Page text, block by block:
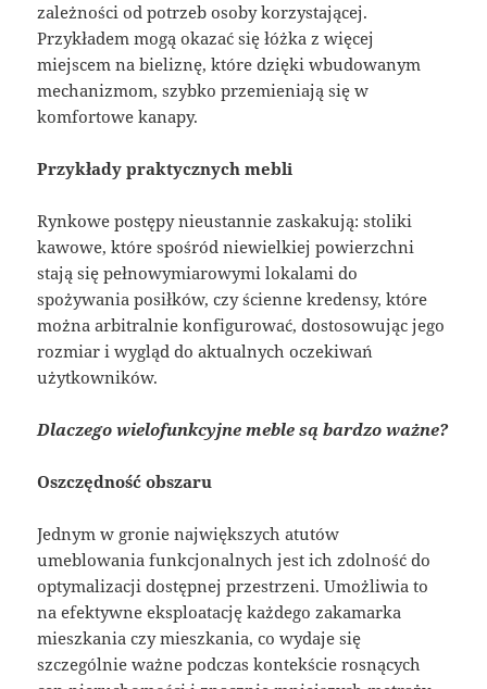
zależności od potrzeb osoby korzystającej.
Przykładem mogą okazać się łóżka z więcej
miejscem na bieliznę, które dzięki wbudowanym
mechanizmom, szybko przemieniają się w
komfortowe kanapy.
Przykłady praktycznych mebli
Rynkowe postępy nieustannie zaskakują: stoliki
kawowe, które spośród niewielkiej powierzchni
stają się pełnowymiarowymi lokalami do
spożywania posiłków, czy ścienne kredensy, które
można arbitralnie konfigurować, dostosowując jego
rozmiar i wygląd do aktualnych oczekiwań
użytkowników.
Dlaczego wielofunkcyjne meble są bardzo ważne?
Oszczędność obszaru
Jednym w gronie największych atutów
umeblowania funkcjonalnych jest ich zdolność do
optymalizacji dostępnej przestrzeni. Umożliwia to
na efektywne eksploatację każdego zakamarka
mieszkania czy mieszkania, co wydaje się
szczególnie ważne podczas kontekście rosnących